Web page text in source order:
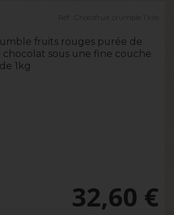
fruits rouges purée de
sous une fine couche
1kg
32,60 €